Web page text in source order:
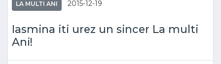
LA MULTI ANI 2015-12-19
Iasmina iti urez un sincer La multi
Ani!